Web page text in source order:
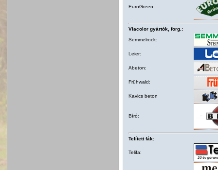
EuroGreen:
Viacolor gyártók, forg.:
Semmelrock:
Leier:
Abeton:
Frühwald:
Kavics beton
Bíró:
Telített fák:
Telifa: